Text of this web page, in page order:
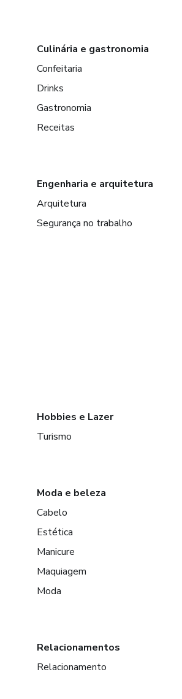
Culinária e gastronomia
Confeitaria
Drinks
Gastronomia
Receitas
Engenharia e arquitetura
Arquitetura
Segurança no trabalho
Hobbies e Lazer
Turismo
Moda e beleza
Cabelo
Estética
Manicure
Maquiagem
Moda
Relacionamentos
Relacionamento